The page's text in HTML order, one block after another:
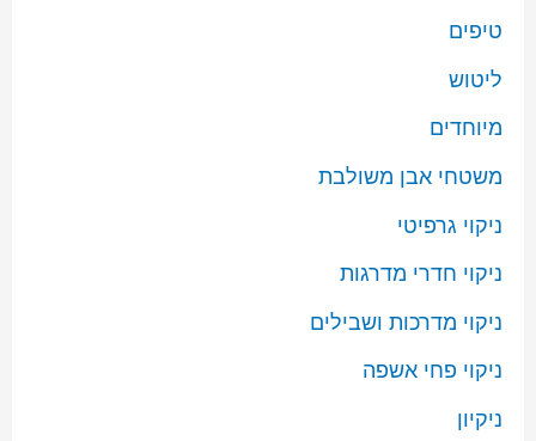
טיפים
ליטוש
מיוחדים
משטחי אבן משולבת
ניקוי גרפיטי
ניקוי חדרי מדרגות
ניקוי מדרכות ושבילים
ניקוי פחי אשפה
ניקיון